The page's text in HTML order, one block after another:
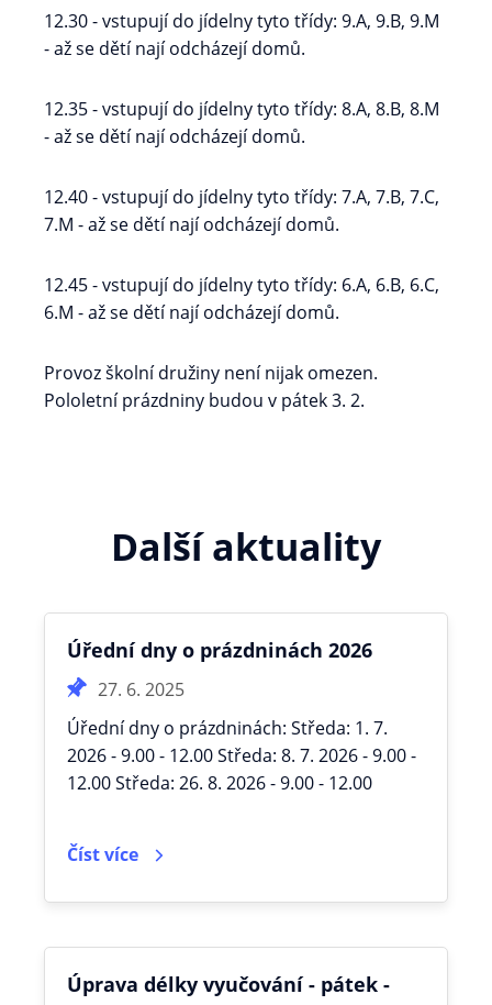
12.30 - vstupují do jídelny tyto třídy: 9.A, 9.B, 9.M
- až se dětí nají odcházejí domů.
12.35 - vstupují do jídelny tyto třídy: 8.A, 8.B, 8.M
- až se dětí nají odcházejí domů.
12.40 - vstupují do jídelny tyto třídy: 7.A, 7.B, 7.C,
7.M - až se dětí nají odcházejí domů.
12.45 - vstupují do jídelny tyto třídy: 6.A, 6.B, 6.C,
6.M - až se dětí nají odcházejí domů.
Provoz školní družiny není nijak omezen.
Pololetní prázdniny budou v pátek 3. 2.
Další aktuality
Úřední dny o prázdninách 2026
27. 6. 2025
Úřední dny o prázdninách: Středa: 1. 7.
2026 - 9.00 - 12.00 Středa: 8. 7. 2026 - 9.00 -
12.00 Středa: 26. 8. 2026 - 9.00 - 12.00
Číst více
Úprava délky vyučování - pátek -